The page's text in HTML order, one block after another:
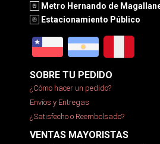
Metro Hernando de
Estacionamiento Público
SOBRE TU PEDIDO
¿Cómo hacer un pedido?
Envíos y Entregas
¿Satisfecho o Reembolsado?
VENTAS MAYORISTAS